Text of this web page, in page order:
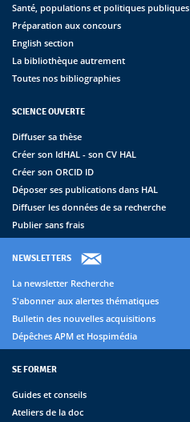
Santé, populations et politiques publiques
Préparation aux concours
English section
La bibliothèque autrement
Toutes nos bibliographies
SCIENCE OUVERTE
Diffuser sa thèse
Créer son IdHAL - son CV HAL
Créer son ORCID ID
Déposer ses publications dans HAL
Diffuser les données de sa recherche
Publier sans frais
NEWSLETTERS
La newsletter Recherche
S'abonner aux alertes thématiques
Bulletin des nouvelles acquisitions
Dépêches APM et Hospimédia
SE FORMER
Guides et conseils
Ateliers de la doc